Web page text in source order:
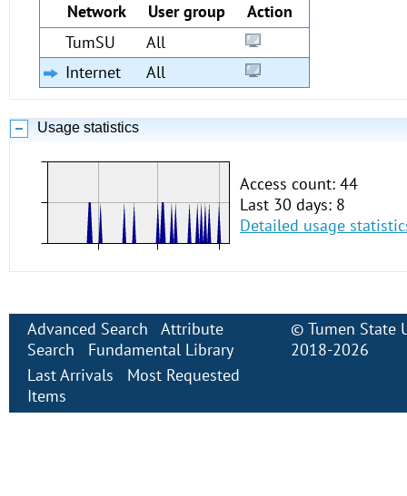
Network User group
Action
TumSU
All
Internet
All
Usage statistics
Access count: 44
Last 30 days: 8
Detailed usage
Advanced Search
Attribute
Search
Fundamental Library
Last Arrivals
Most Requested
Items
© Tumen State
2018-2026